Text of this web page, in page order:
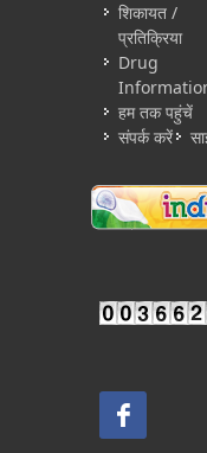
शिकायत /
प्रतिक्रिया
Drug
हम तक पहुंचें
संपर्क करें